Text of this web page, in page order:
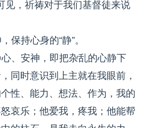
见，祈祷对于我们基督徒来说
保持心身的“静”。
、安神，即把杂乱的心静下
同时意识到上主就在我眼前，
性、能力、想法、作为，我的
哀乐；他爱我，疼我；他能帮